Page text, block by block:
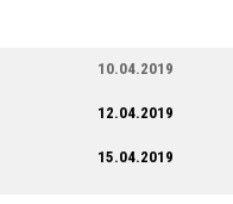
10.04.2019
12.04.2019
15.04.2019